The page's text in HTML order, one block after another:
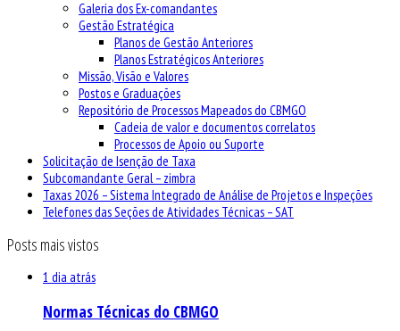
Galeria dos Ex-comandantes
Gestão Estratégica
Planos de Gestão Anteriores
Planos Estratégicos Anteriores
Missão, Visão e Valores
Postos e Graduações
Repositório de Processos Mapeados do CBMGO
Cadeia de valor e documentos correlatos
Processos de Apoio ou Suporte
Solicitação de Isenção de Taxa
Subcomandante Geral – zimbra
Taxas 2026 – Sistema Integrado de Análise de Projetos e Inspeções
Telefones das Seções de Atividades Técnicas – SAT
Posts mais vistos
1 dia atrás
Normas Técnicas do CBMGO